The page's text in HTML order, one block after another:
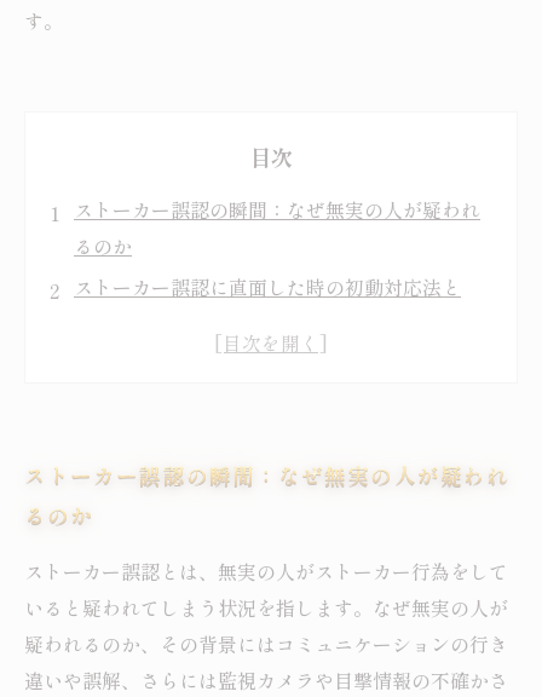
す。
目次
ストーカー誤認の瞬間：なぜ無実の人が疑われ
るのか
ストーカー誤認に直面した時の初動対応法と
決策
無実を証明した後に訪れる安心と社会復帰の道
ストーカー誤認の苦しみから立ち直るために知
っておくべきこと
弁護士が明かす、ストーカー誤認トラブルの予
防と正しい対応法
ストーカー誤認の瞬間：なぜ無実の人が疑われ
るのか
ストーカー誤認とは、無実の人がストーカー行為をして
いると疑われてしまう状況を指します。なぜ無実の人が
疑われるのか、その背景にはコミュニケーションの行き
違いや誤解、さらには監視カメラや目撃情報の不確かさ